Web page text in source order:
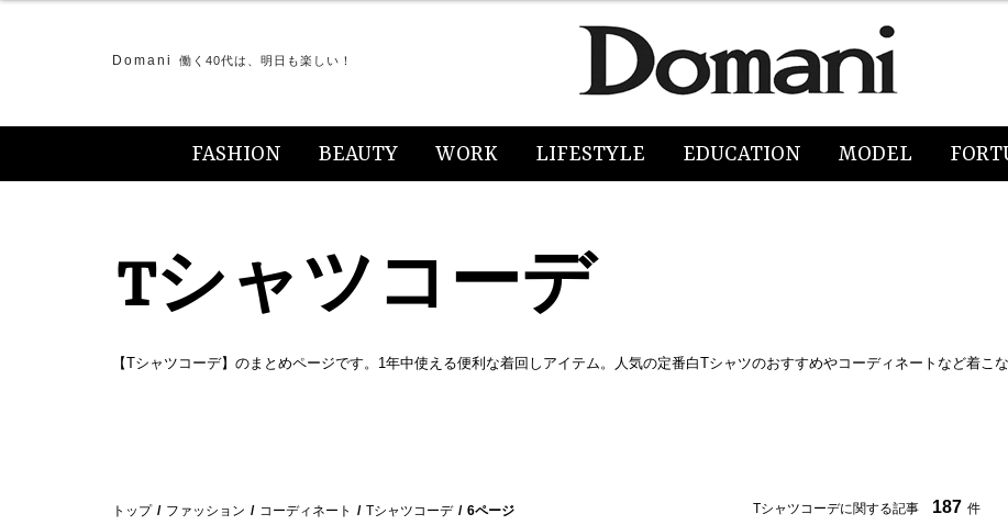
Domani 働く40代は、明日も楽しい！
FASHION BEAUTY WORK LIFESTYLE EDUCATION MODEL
Tシャツコーデ
【Tシャツコーデ】のまとめページです。1年中使える便利な着回しアイテム。人気の定番白Tシャツのおすすめやコーディネートなど着こ
トップ ファッション コーディネート Tシャツコーデ 6ページ Tシャツコーデに関する記事 187 件